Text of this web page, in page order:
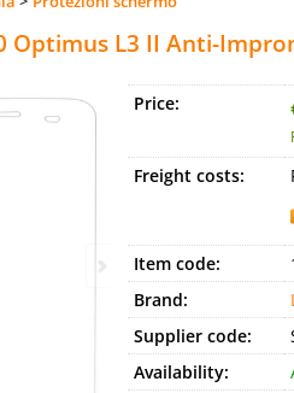
Optimus L3 II Anti-
Price:
Freight costs:
Item code:
Brand:
Supplier code:
Availability: